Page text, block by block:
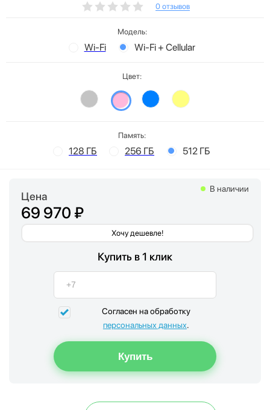
0 отзывов
Модель:
Wi-Fi Wi-Fi + Cellular
Цвет:
Память:
128 ГБ 256 ГБ 512 ГБ
Цена
69 970 ₽
Хочу дешевле!
В наличии
Купить в 1 клик
Согласен на обработку
персональных данных.